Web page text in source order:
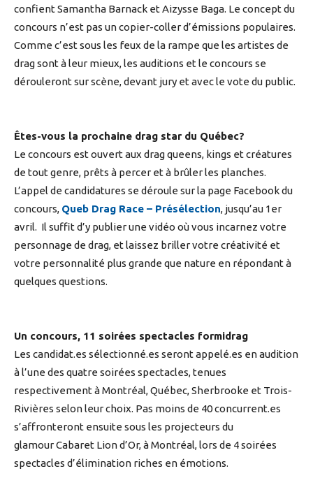
confient Samantha Barnack et Aizysse Baga. Le concept du
concours n’est pas un copier-coller d’émissions populaires.
Comme c’est sous les feux de la rampe que les artistes de
drag sont à leur mieux, les auditions et le concours se
dérouleront sur scène, devant jury et avec le vote du public.
Êtes-vous la prochaine drag star du Québec?
Le concours est ouvert aux drag queens, kings et créatures
de tout genre, prêts à percer et à brûler les planches.
L’appel de candidatures se déroule sur la page Facebook du
concours, Queb Drag Race – Présélection, jusqu’au 1er
avril. Il suffit d’y publier une vidéo où vous incarnez votre
personnage de drag, et laissez briller votre créativité et
votre personnalité plus grande que nature en répondant à
quelques questions.
Un concours, 11 soirées spectacles formidrag
Les candidat.es sélectionné.es seront appelé.es en audition
à l’une des quatre soirées spectacles, tenues
respectivement à Montréal, Québec, Sherbrooke et Trois-
Rivières selon leur choix. Pas moins de 40 concurrent.es
s’affronteront ensuite sous les projecteurs du
glamour Cabaret Lion d’Or, à Montréal, lors de 4 soirées
spectacles d’élimination riches en émotions.